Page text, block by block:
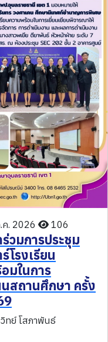
ค. 2026 106
วมการประชุม
รงเรียน
มในการ
สถานศึกษา ครั้ง
ทย์ โสภาพันธ์